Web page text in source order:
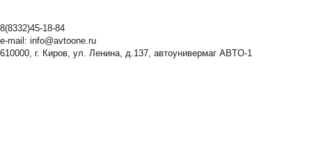
8(8332)45-18-84
e-mail: info@avtoone.ru
610000, г. Киров, ул. Ленина, д.137, автоунивермаг ABTO-1